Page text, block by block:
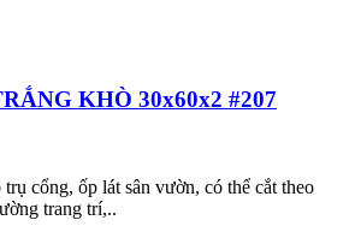
KHÒ 30x60x2 #207
cổng, ốp lát sân vườn, có thể cắt theo
trang trí,..